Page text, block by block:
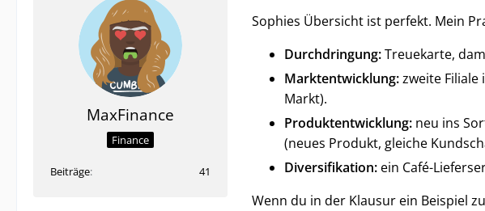
MaxFinance
Finance
Beiträge 41
Sophies Übersicht ist perfekt. Mein
Durchdringung:Treuekarte,
Marktentwicklung:zweite
Markt).
Produktentwicklung: neu ins
(neues Produkt, gleiche
Diversifikation: ein Café-
Wenn du in der Klausur ein Beispiel